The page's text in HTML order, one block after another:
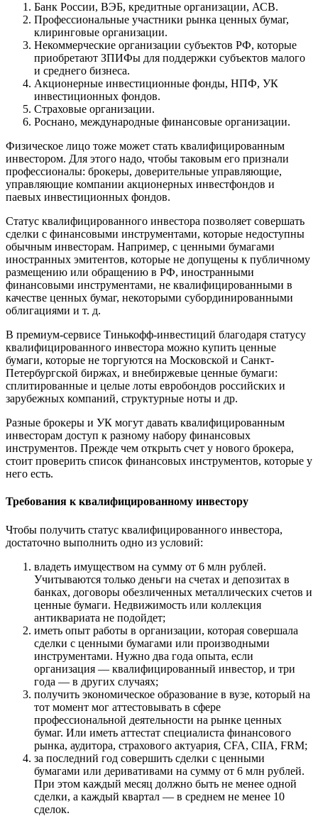
Банк России, ВЭБ, кредитные организации, АСВ.
Профессиональные участники рынка ценных бумаг,
клиринговые организации.
Некоммерческие организации субъектов РФ, которые
приобретают ЗПИФы для поддержки субъектов малого
и среднего бизнеса.
Акционерные инвестиционные фонды, НПФ, УК
инвестиционных фондов.
Страховые организации.
Роснано, международные финансовые организации.
Физическое лицо тоже может стать квалифицированным
инвестором. Для этого надо, чтобы таковым его признали
профессионалы: брокеры, доверительные управляющие,
управляющие компании акционерных инвестфондов и
паевых инвестиционных фондов.
Статус квалифицированного инвестора позволяет совершать
сделки с финансовыми инструментами, которые недоступны
обычным инвесторам. Например, с ценными бумагами
иностранных эмитентов, которые не допущены к публичному
размещению или обращению в РФ, иностранными
финансовыми инструментами, не квалифицированными в
качестве ценных бумаг, некоторыми субординированными
облигациями и т. д.
В премиум-сервисе Тинькофф-инвестиций благодаря статусу
квалифицированного инвестора можно купить ценные
бумаги, которые не торгуются на Московской и Санкт-
Петербургской биржах, и внебиржевые ценные бумаги:
сплитированные и целые лоты евробондов российских и
зарубежных компаний, структурные ноты и др.
Разные брокеры и УК могут давать квалифицированным
инвесторам доступ к разному набору финансовых
инструментов. Прежде чем открыть счет у нового брокера,
стоит проверить список финансовых инструментов, которые у
него есть.
Требования к квалифицированному инвестору
Чтобы получить статус квалифицированного инвестора,
достаточно выполнить одно из условий:
владеть имуществом на сумму от 6 млн рублей.
Учитываются только деньги на счетах и депозитах в
банках, договоры обезличенных металлических счетов и
ценные бумаги. Недвижимость или коллекция
антиквариата не подойдет;
иметь опыт работы в организации, которая совершала
сделки с ценными бумагами или производными
инструментами. Нужно два года опыта, если
организация — квалифицированный инвестор, и три
года — в других случаях;
получить экономическое образование в вузе, который на
тот момент мог аттестовывать в сфере
профессиональной деятельности на рынке ценных
бумаг. Или иметь аттестат специалиста финансового
рынка, аудитора, страхового актуария, CFA, CIIA, FRM;
за последний год совершить сделки с ценными
бумагами или деривативами на сумму от 6 млн рублей.
При этом каждый месяц должно быть не менее одной
сделки, а каждый квартал — в среднем не менее 10
сделок.